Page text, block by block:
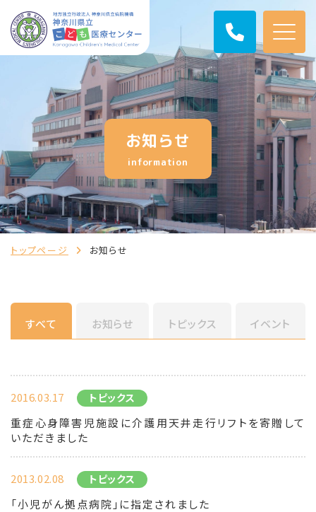
お知らせ
information
トップページ お知らせ
すべて お知らせ トピックス イベント
2016.03.17 トピックス
重症心身障害児施設に介護用天井走行リフトを寄贈して
いただきました
2013.02.08 トピックス
「小児がん拠点病院」に指定されました